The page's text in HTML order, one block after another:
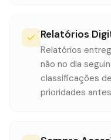
Relatórios
Relatórios
não no dia
classificações
prioridades